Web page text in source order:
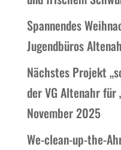
Spannendes
Jugendbüros
Nächstes Projekt
der VG Altenahr
November 2025
We-clean-up-the-